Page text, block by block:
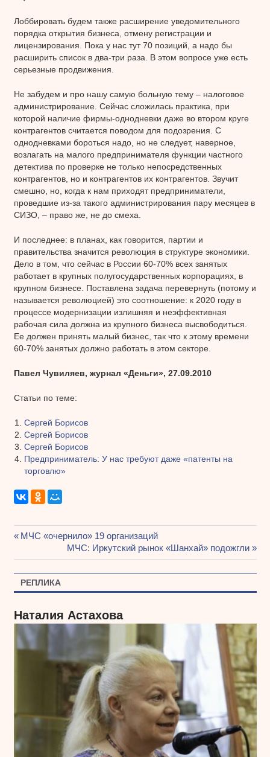
Лоббировать будем также расширение уведомительного
порядка открытия бизнеса, отмену регистрации и
лицензирования. Пока у нас тут 70 позиций, а надо бы
расширить список в два-три раза. В этом вопросе уже есть
серьезные продвижения.
Не забудем и про нашу самую больную тему – налоговое
администрирование. Сейчас сложилась практика, при
которой наличие фирмы-однодневки даже во втором круге
контрагентов считается поводом для подозрения. С
однодневками бороться надо, но не следует, наверное,
возлагать на малого предпринимателя функции частного
детектива по проверке не только непосредственных
контрагентов, но и контрагентов их контрагентов. Звучит
смешно, но, когда к нам приходят предприниматели,
проведшие из-за такого администрирования пару месяцев в
СИЗО, – право же, не до смеха.
И последнее: в планах, как говорится, партии и
правительства значится революция в структуре экономики.
Дело в том, что сейчас в России 60-70% всех занятых
работает в крупных полугосударственных корпорациях, в
крупном бизнесе. Поставлена задача перевернуть (потому и
называется революцией) это соотношение: к 2020 году в
процессе модернизации излишняя и неэффективная
рабочая сила должна из крупного бизнеса высвободиться.
Ее должен принять малый бизнес, так что к этому времени
60-70% занятых должно работать в этом секторе.
Павел Чувиляев, журнал «Деньги», 27.09.2010
Статьи по теме:
Сергей Борисов
Сергей Борисов
Сергей Борисов
Предприниматель: У нас требуют даже «патенты на
торговлю»
Навигация
записям
Предыдущая
МЧС «очернило» 19 организаций
Следующая
запись:
МЧС: Иркутский рынок «Шанхай» подожгли
РЕПЛИКА
Наталия Астахова